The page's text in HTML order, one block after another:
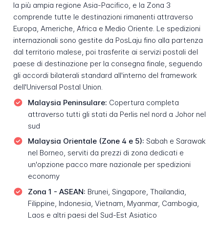
la più ampia regione Asia-Pacifico, e la Zona 3
comprende tutte le destinazioni rimanenti attraverso
Europa, Americhe, Africa e Medio Oriente. Le spedizioni
internazionali sono gestite da PosLaju fino alla partenza
dal territorio malese, poi trasferite ai servizi postali del
paese di destinazione per la consegna finale, seguendo
gli accordi bilaterali standard all'interno del framework
dell'Universal Postal Union.
Malaysia Peninsulare: Copertura completa
attraverso tutti gli stati da Perlis nel nord a Johor nel
sud
Malaysia Orientale (Zone 4 e 5): Sabah e Sarawak
nel Borneo, serviti da prezzi di zona dedicati e
un'opzione pacco mare nazionale per spedizioni
economy
Zona 1 - ASEAN: Brunei, Singapore, Thailandia,
Filippine, Indonesia, Vietnam, Myanmar, Cambogia,
Laos e altri paesi del Sud-Est Asiatico